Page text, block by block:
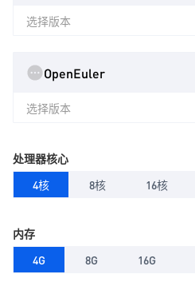
选择版本
OpenEuler
选择版本
处理器核心
4核
8核 16核
内存
4G
8G 16G